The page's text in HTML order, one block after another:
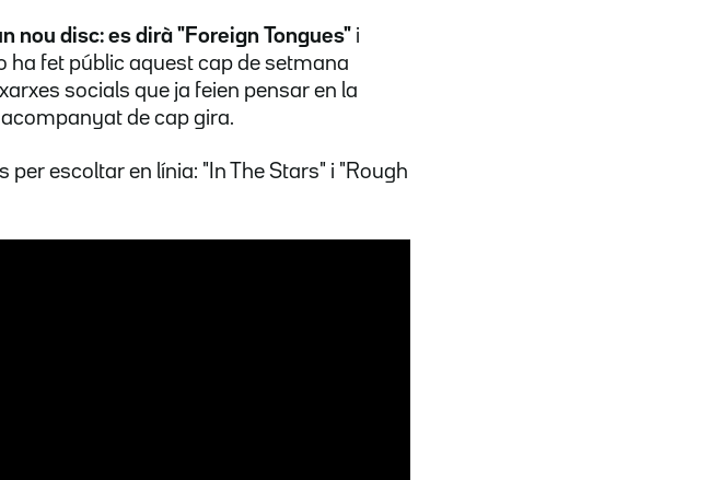
nou disc: es dirà "Foreign Tongues" i
ha fet públic aquest cap de setmana
socials que ja feien pensar en la
de cap gira.
escoltar en línia: "In The Stars" i "Rough